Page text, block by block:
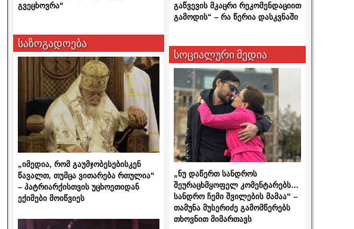
გვეცხოვრა“
საზოგადოება
„იმედია, რომ გაუმჯობესებისკენ
წავალთ, თუმცა ვითარება რთულია“
– პატრიარქისთვის უცხოეთიდან
ექიმები მოიწვიეს
გაწვევის მკაცრი რეკომენდაციით
გამოდის“ – რა წერია დასკვნაში
სოციალური მედია
„ნუ დაწერთ სანდროს
შეურაცხმყოფელ კომენტარებს…
სანდრო ჩემი შვილების მამაა“ –
თამუნა მუსერიძე გამომწერებს
თხოვნით მიმართავს